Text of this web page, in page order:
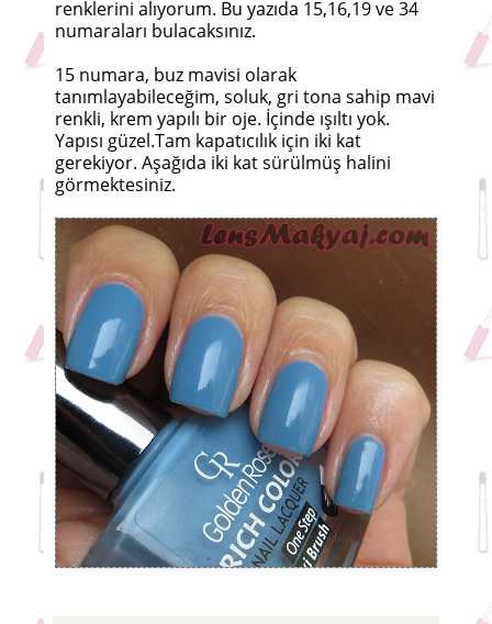
renklerini alıyorum. Bu yazıda 15,16,19 ve 34
numaraları bulacaksınız.
15 numara, buz mavisi olarak
tanımlayabileceğim, soluk, gri tona sahip mavi
renkli, krem yapılı bir oje. İçinde ışıltı yok.
Yapısı güzel.Tam kapatıcılık için iki kat
gerekiyor. Aşağıda iki kat sürülmüş halini
görmektesiniz.